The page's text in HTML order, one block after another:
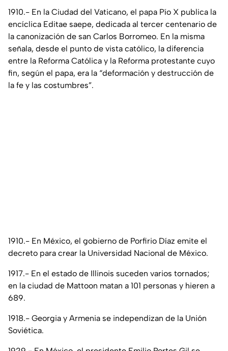
1910.- En la Ciudad del Vaticano, el papa Pío X publica la
encíclica Editae saepe, dedicada al tercer centenario de
la canonización de san Carlos Borromeo. En la misma
señala, desde el punto de vista católico, la diferencia
entre la Reforma Católica y la Reforma protestante cuyo
fin, según el papa, era la “deformación y destrucción de
la fe y las costumbres”.
1910.- En México, el gobierno de Porfirio Díaz emite el
decreto para crear la Universidad Nacional de México.
1917.- En el estado de Illinois suceden varios tornados;
en la ciudad de Mattoon matan a 101 personas y hieren a
689.
1918.- Georgia y Armenia se independizan de la Unión
Soviética.